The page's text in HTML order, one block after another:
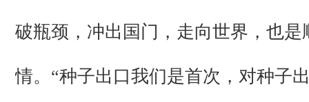
破瓶颈，冲出国门，走向世界，也是
情。“种子出口我们是首次，对种子